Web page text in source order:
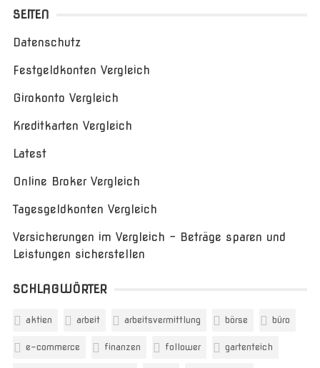
SEITEN
Datenschutz
Festgeldkonten Vergleich
Girokonto Vergleich
Kreditkarten Vergleich
Latest
Online Broker Vergleich
Tagesgeldkonten Vergleich
Versicherungen im Vergleich – Beträge sparen und
Leistungen sicherstellen
SCHLAGWÖRTER
aktien arbeit arbeitsvermittlung börse büro
e-commerce finanzen follower gartenteich